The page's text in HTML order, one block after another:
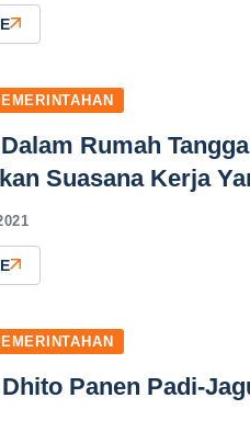
Rumah
Suasana Kerja
Panen Padi-